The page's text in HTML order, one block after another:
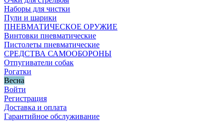
Наборы для чистки
Пули и шарики
ПНЕВМАТИЧЕСКОЕ ОРУЖИЕ
Винтовки пневматические
Пистолеты пневматические
СРЕДСТВА САМООБОРОНЫ
Отпугиватели собак
Рогатки
Весна
Войти
Регистрация
Доставка и оплата
Гарантийное обслуживание